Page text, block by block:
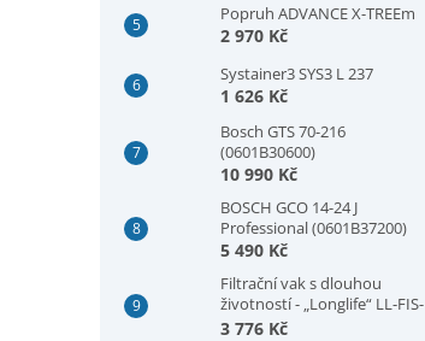
Popruh ADVANCE X-TREEm
2 970 Kč
Systainer3 SYS3 L 237
1 626 Kč
Bosch GTS 70-216
(0601B30600)
10 990 Kč
BOSCH GCO 14-24 J
Professional (0601B37200)
5 490 Kč
Filtrační vak s dlouhou
životností - „Longlife“ LL-FIS-
CT MINI/MIDI-2/CT15
3 776 Kč